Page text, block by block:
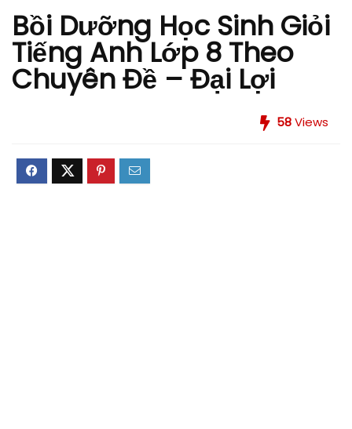
Bồi Dưỡng Học Sinh Giỏi
Tiếng Anh Lớp 8 Theo
Chuyên Đề – Đại Lợi
58Views